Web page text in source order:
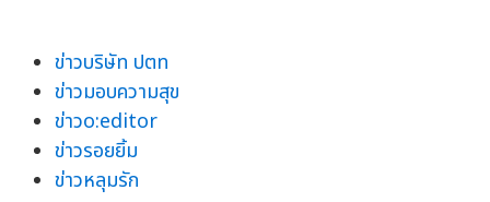
ข่าวบริษัท ปตท
ข่าวมอบความสุข
ข่าวo:editor
ข่าวรอยยิ้ม
ข่าวหลุมรัก